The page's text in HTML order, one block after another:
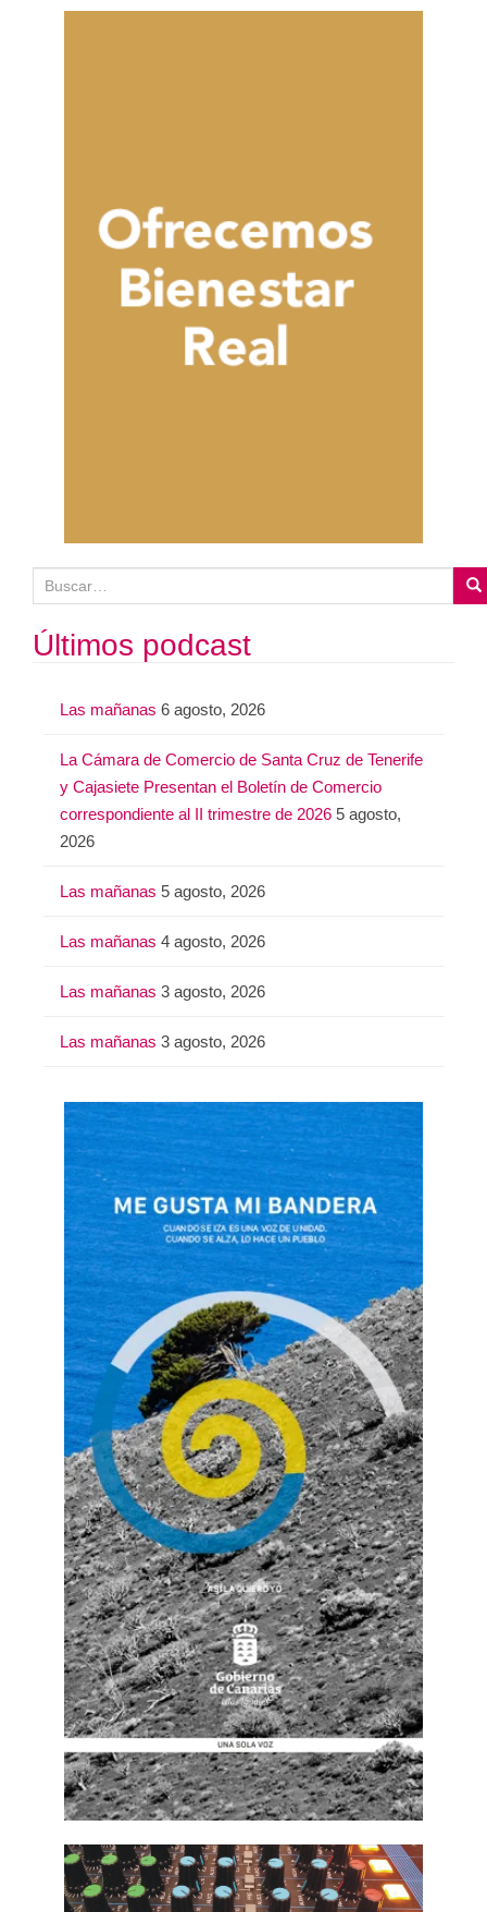
u
s
c
Últimos podcast
Las mañanas 6 agosto, 2026
La Cámara de Comercio de Santa Cruz de Tenerife
y Cajasiete Presentan el Boletín de Comercio
correspondiente al II trimestre de 2026 5 agosto,
2026
Las mañanas 5 agosto, 2026
Las mañanas 4 agosto, 2026
Las mañanas 3 agosto, 2026
Las mañanas 3 agosto, 2026